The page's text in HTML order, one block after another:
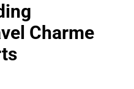
Charme